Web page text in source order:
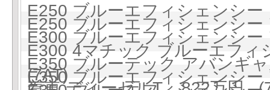
E250 ブルーエフィシェンシ
E250 ブルーエフィシェンシ
E300 ブルーエフィシェンシ
E300 4マチック ブルーエフ
(7AT)
E350 ブルーテック アバンギ
E350 ブルーエフィシェンシ